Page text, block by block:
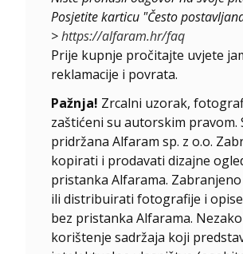
Posjetite karticu "Često
>https://alfaram.hr/faq
Prije kupnje pročitajte uvjete
reklamacije i povrata.
Pažnja! Zrcalni uzorak,
zaštićeni su autorskim pravom.
pridržana Alfaram sp. z o.o.
kopirati i prodavati dizajne
pristanka Alfarama.
ili distribuirati fotografije i
bez pristanka Alfarama.
korištenje sadržaja koji